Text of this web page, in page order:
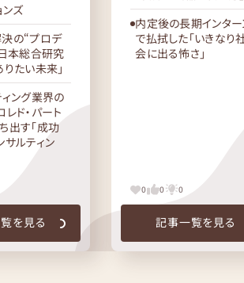
ンズ
の“プロデ
本総合研究
たい未来」
ング業界の
ド・パート
出す「成功
サルティン
を見る
内定後の長期インター
で払拭した「いきなり
会に出る怖さ」
0 0 0
記事一覧を見る